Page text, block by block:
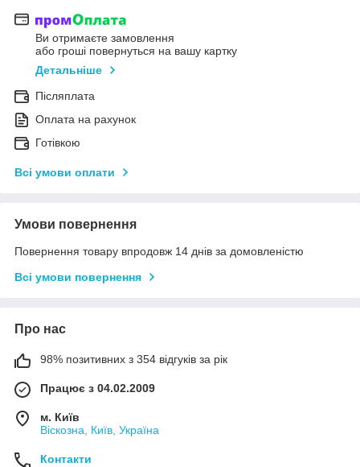
Ви отримаєте замовлення
або гроші повернуться на вашу картку
Детальніше
Післяплата
Оплата на рахунок
Готівкою
Всі умови оплати
Умови повернення
Повернення товару впродовж 14 днів за домовленістю
Всі умови повернення
Про нас
98% позитивних з 354 відгуків за рік
Працює з 04.02.2009
м. Київ
Віскозна, Київ, Україна
Контакти